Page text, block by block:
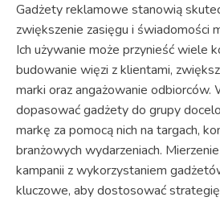
Gadżety reklamowe stanowią
zwiększenie zasięgu i świadomości
Ich używanie może przynieść wiele
budowanie więzi z klientami,
marki oraz angażowanie odbiorców.
dopasować gadżety do grupy
markę za pomocą nich na targach,
branżowych wydarzeniach.
kampanii z wykorzystaniem
kluczowe, aby dostosować